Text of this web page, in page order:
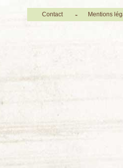
Contact Mentions